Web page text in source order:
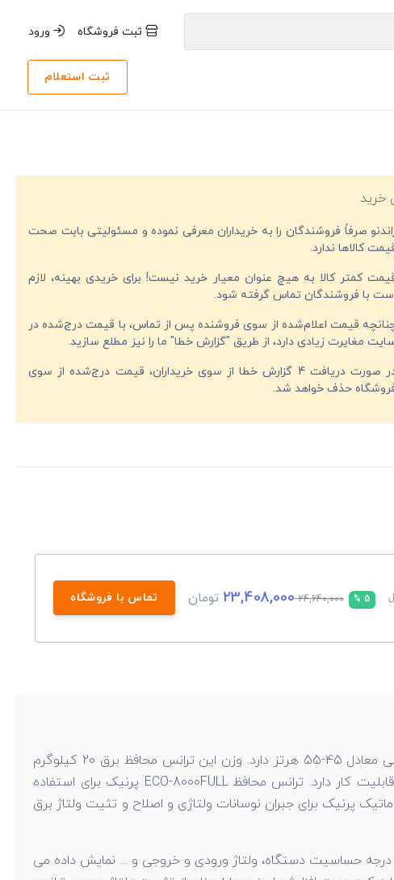
ثبت فروشگاه ورود
ثبت استعلام
خرید
صرفاً فروشندگان را به خریداران معرفی نموده و مسئولیتی بابت صحت
کالاها ندارد.
کمتر کالا به هیچ عنوان معیار خرید نیست! برای خریدی بهینه، لازم
با فروشندگان تماس گرفته شود.
قیمت اعلام‌شده از سوی فروشنده پس از تماس، با قیمت درج‌شده در
مغایرت زیادی دارد، از طریق "گزارش خطا" ما را نیز مطلع سازید.
در صورت دریافت 4 گزارش خطا از سوی خریداران، قیمت درج‌شده از سوی
حذف خواهد شد.
5 %
24,640,000
23,408,000 تومان تماس با فروشگاه
دارای جریان مجاز 32 آمپر است و و فرکانسی معادل 45-55 هرتز دارد. وزن این ترانس محافظ برق 20 کیلوگرم
می باشد و ابعادی معادل 130*270*300 میلی متر دارد. استابلایزر خانگی پرنیک در بازه دمایی 5 الی 35 درجه سانتی گراد قابلیت کار دارد. ترانس محافظ ECO-8000FULL پرنیک برای استفاده
8000 ولت آمپر می باشد. از ترانس محافظ اتوماتیک پرنیک برای جبران نوسانات ولتاژی و اصلاح و تثیت ولتاژ برق
درجه حساسیت دستگاه، ولتاژ ورودی و خروجی و ... نمایش داده می